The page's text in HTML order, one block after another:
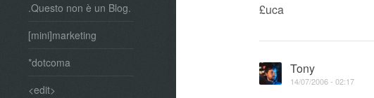
.Questo non è un Blog.
[mini]marketing
*dotcoma
<edit>
£uca
Tony
14/07/2006 - 02:17